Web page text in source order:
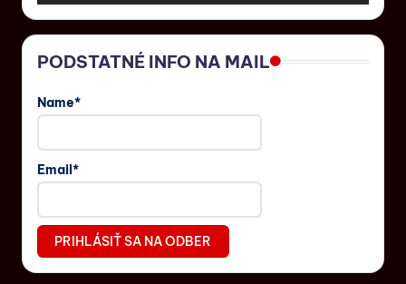
PODSTATNÉ INFO NA MAIL
Name*
Email*